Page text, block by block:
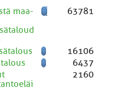
maa-
63781
16106
6437
2160